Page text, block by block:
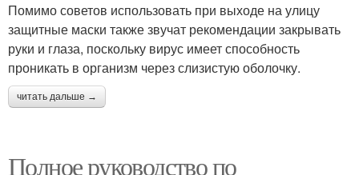
Помимо советов использовать при выходе на улицу
защитные маски также звучат рекомендации закрывать
руки и глаза, поскольку вирус имеет способность
проникать в организм через слизистую оболочку.
читать дальше →
Полное руководство по